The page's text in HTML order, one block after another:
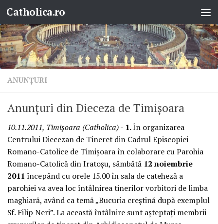
Skip to content
Catholica.ro
ANUNŢURI
Anunţuri din Dieceza de Timişoara
10.11.2011, Timişoara (Catholica)- 1.În organizarea
Centrului Diecezan de Tineret din Cadrul Episcopiei
Romano-Catolice de Timişoara în colaborare cu Parohia
Romano-Catolică din Iratoşu, sâmbătă 12 noiembrie
2011 începând cu orele 15.00 în sala de cateheză a
parohiei va avea loc întâlnirea tinerilor vorbitori de limba
maghiară, având ca temă „Bucuria creştină după exemplul
Sf. Filip Neri”. La această întâlnire sunt aşteptaţi membrii